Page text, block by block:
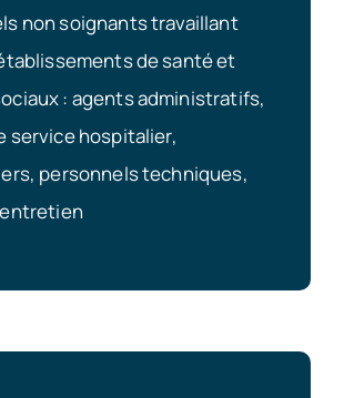
non soignants travaillant
de santé et
: agents administratifs,
service hospitalier,
personnels techniques,